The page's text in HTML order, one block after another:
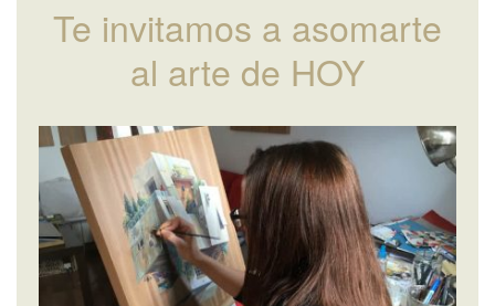
Te invitamos a asomarte
al arte de HOY